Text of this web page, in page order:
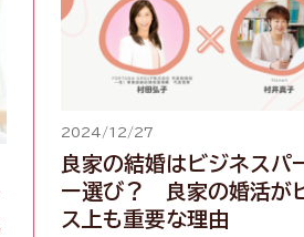
2024/12/27
良家の結婚はビジネスパ
ー選び？ 良家の婚活が
ス上も重要な理由